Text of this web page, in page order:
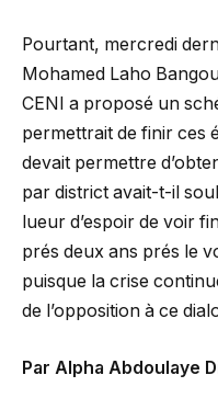
Pourtant, mercredi
Mohamed Laho
CENI a proposé un
permettrait de finir ces
devait permettre
par district avait-t-il
lueur d’espoir de voir
prés deux ans prés le
puisque la crise
de l’opposition à ce
Par Alpha